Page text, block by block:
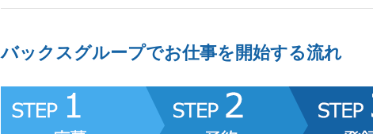
バックスグループでお仕事を開始する流れ